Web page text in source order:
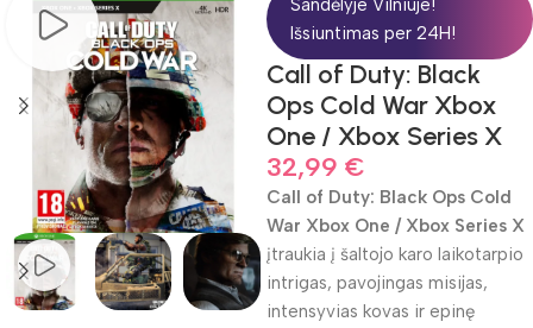
Sandėlyje Vilniuje!
Išsiuntimas per 24H!
Call of Duty: Black
Ops Cold War Xbox
One / Xbox Series X
32,99 €
Call of Duty: Black Ops Cold
War Xbox One / Xbox Series X
įtraukia į šaltojo karo laikotarpio
intrigas, pavojingas misijas,
intensyvias kovas ir epinę